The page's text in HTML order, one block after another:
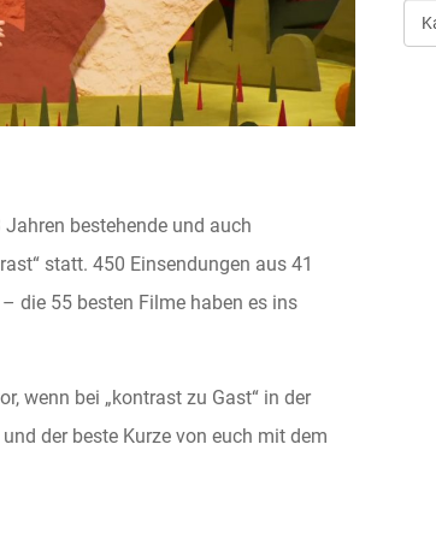
bestehende und auch
statt. 450 Einsendungen aus 41
die 55 besten Filme haben es ins
wenn bei „kontrast zu Gast“ in der
der beste Kurze von euch mit dem
Art
der